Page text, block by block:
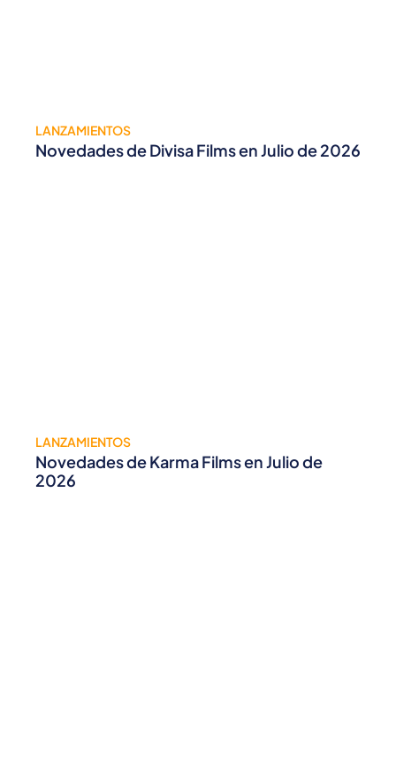
LANZAMIENTOS
Novedades de Divisa Films en Julio de 2026
LANZAMIENTOS
Novedades de Karma Films en Julio de
2026